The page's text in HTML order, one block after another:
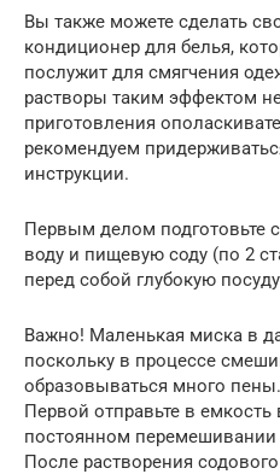
Вы также можете сделать
кондиционер для белья,
послужит для смягчения
растворы таким эффектом
приготовления
рекомендуем
инструкции.
Первым делом подготовьте
воду и пищевую соду (по 2
перед собой глубокую посуду
Важно! Маленькая миска в
поскольку в процессе
образовываться много пены.
Первой отправьте в емкость
постоянном перемешивании
После растворения